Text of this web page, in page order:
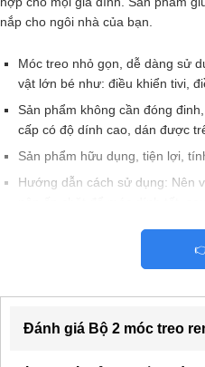
nắp cho ngôi nhà của bạn.
Móc treo nhỏ gọn, dễ dàng sử
vật lớn bé như: điều khiển tivi,
Sản phẩm không cần đóng
cấp có độ dính cao, dán được
Sản phẩm hữu dụng, tiện lợi,
Hướng dẫn cách sử dụng: Nên
Đánh giá Bộ 2 móc treo